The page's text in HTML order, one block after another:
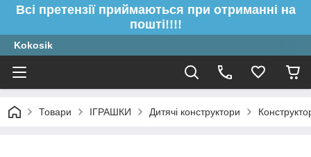
Всі претензії приймаються при отриманні на
пошті!!!!
Kokosik
Товари ІГРАШКИ Дитячі конструктори